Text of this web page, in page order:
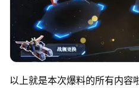
以上就是本次爆料的所有内容